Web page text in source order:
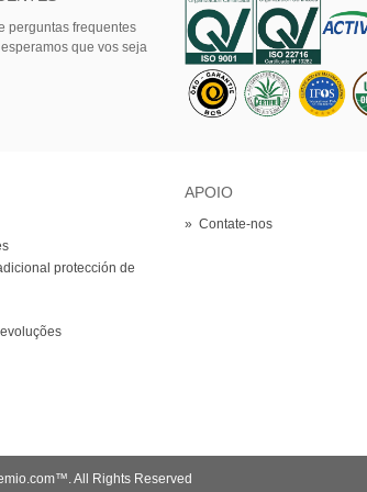
perguntas frequentes
que vos seja
protección de
APOIO
» Contate-nos
All Rights Reserved